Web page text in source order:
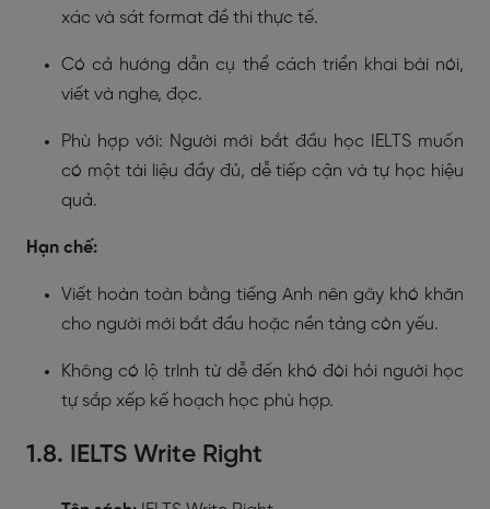
xác và sát format đề thi thực tế.
Có cả hướng dẫn cụ thể cách triển khai bài nói,
viết và nghe, đọc.
Phù hợp với: Người mới bắt đầu học IELTS muốn
có một tài liệu đầy đủ, dễ tiếp cận và tự học hiệu
quả.
Hạn chế:
Viết hoàn toàn bằng tiếng Anh nên gây khó khăn
cho người mới bắt đầu hoặc nền tảng còn yếu.
Không có lộ trình từ dễ đến khó đòi hỏi người học
tự sắp xếp kế hoạch học phù hợp.
1.8. IELTS Write Right